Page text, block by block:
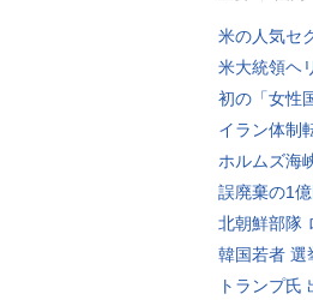
米の人気セ
米大統領ヘ
初の「女性
イラン体制
ホルムズ海
誤廃棄の1
北朝鮮部隊
韓国若者 選
トランプ氏